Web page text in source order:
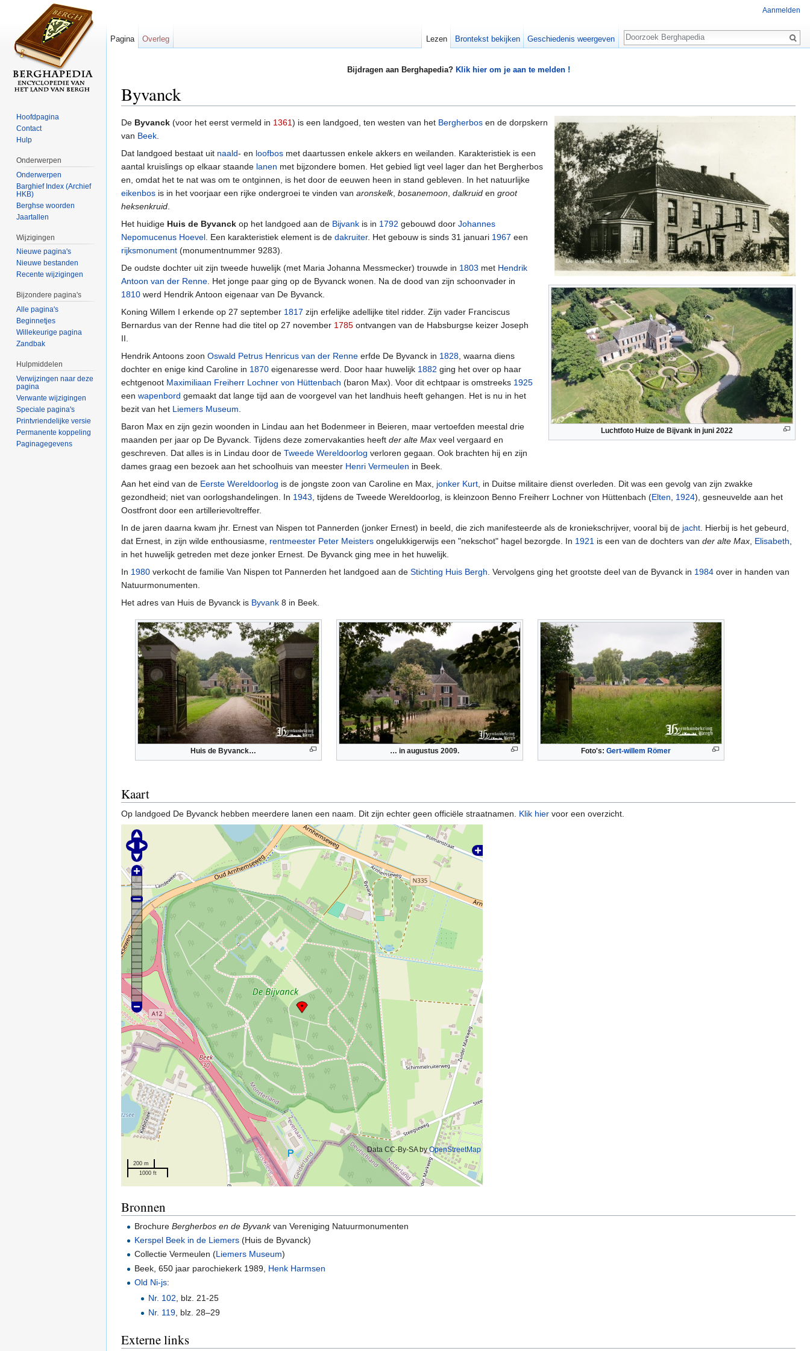
Bijdragen aan Berghapedia? Klik hier om je aan te melden !
Byvanck
Luchtfoto Huize de Bijvank in juni 2022
De Byvanck (voor het eerst vermeld in 1361) is een landgoed, ten westen van het Bergherbos en de dorpskern
van Beek.
Dat landgoed bestaat uit naald- en loofbos met daartussen enkele akkers en weilanden. Karakteristiek is een
aantal kruislings op elkaar staande lanen met bijzondere bomen. Het gebied ligt veel lager dan het Bergherbos
en, omdat het te nat was om te ontginnen, is het door de eeuwen heen in stand gebleven. In het natuurlijke
eikenbos is in het voorjaar een rijke ondergroei te vinden van aronskelk, bosanemoon, dalkruid en groot
heksenkruid.
Het huidige Huis de Byvanck op het landgoed aan de Bijvank is in 1792 gebouwd door Johannes
Nepomucenus Hoevel. Een karakteristiek element is de dakruiter. Het gebouw is sinds 31 januari 1967 een
rijksmonument (monumentnummer 9283).
De oudste dochter uit zijn tweede huwelijk (met Maria Johanna Messmecker) trouwde in 1803 met Hendrik
Antoon van der Renne. Het jonge paar ging op de Byvanck wonen. Na de dood van zijn schoonvader in
1810 werd Hendrik Antoon eigenaar van De Byvanck.
Koning Willem I erkende op 27 september 1817 zijn erfelijke adellijke titel ridder. Zijn vader Franciscus
Bernardus van der Renne had die titel op 27 november 1785 ontvangen van de Habsburgse keizer Joseph
II.
Hendrik Antoons zoon Oswald Petrus Henricus van der Renne erfde De Byvanck in 1828, waarna diens
dochter en enige kind Caroline in 1870 eigenaresse werd. Door haar huwelijk 1882 ging het over op haar
echtgenoot Maximiliaan Freiherr Lochner von Hüttenbach (baron Max). Voor dit echtpaar is omstreeks 1925
een wapenbord gemaakt dat lange tijd aan de voorgevel van het landhuis heeft gehangen. Het is nu in het
bezit van het Liemers Museum.
Baron Max en zijn gezin woonden in Lindau aan het Bodenmeer in Beieren, maar vertoefden meestal drie
maanden per jaar op De Byvanck. Tijdens deze zomervakanties heeft der alte Max veel vergaard en
geschreven. Dat alles is in Lindau door de Tweede Wereldoorlog verloren gegaan. Ook brachten hij en zijn
dames graag een bezoek aan het schoolhuis van meester Henri Vermeulen in Beek.
Aan het eind van de Eerste Wereldoorlog is de jongste zoon van Caroline en Max, jonker Kurt, in Duitse militaire dienst overleden. Dit was een gevolg van zijn zwakke
gezondheid; niet van oorlogshandelingen. In 1943, tijdens de Tweede Wereldoorlog, is kleinzoon Benno Freiherr Lochner von Hüttenbach (Elten, 1924), gesneuvelde aan het
Oostfront door een artillerievoltreffer.
In de jaren daarna kwam jhr. Ernest van Nispen tot Pannerden (jonker Ernest) in beeld, die zich manifesteerde als de kroniekschrijver, vooral bij de jacht. Hierbij is het gebeurd,
dat Ernest, in zijn wilde enthousiasme, rentmeester Peter Meisters ongelukkigerwijs een "nekschot" hagel bezorgde. In 1921 is een van de dochters van der alte Max, Elisabeth,
in het huwelijk getreden met deze jonker Ernest. De Byvanck ging mee in het huwelijk.
In 1980 verkocht de familie Van Nispen tot Pannerden het landgoed aan de Stichting Huis Bergh. Vervolgens ging het grootste deel van de Byvanck in 1984 over in handen van
Natuurmonumenten.
Het adres van Huis de Byvanck is Byvank 8 in Beek.
Huis de Byvanck… … in augustus 2009. Foto's: Gert-willem Römer
Kaart
Op landgoed De Byvanck hebben meerdere lanen een naam. Dit zijn echter geen officiële straatnamen. Klik hier voor een overzicht.
200 m
1000 ft
Data CC-By-SA byOpenStreetMap
Bronnen
BrochureBergherbos en de Byvankvan Vereniging Natuurmonumenten
Kerspel Beek in de Liemers (Huis de Byvanck)
Collectie Vermeulen (Liemers Museum)
Beek, 650 jaar parochiekerk 1989, Henk Harmsen
Old Ni-js:
Nr. 102, blz. 21-25
Nr. 119, blz. 28–29
Externe links
Aanmelden
Pagina Overleg Lezen Brontekst bekijken Geschiedenis weergeven
Zoeken
Hoofdpagina
Contact
Hulp
Onderwerpen
Onderwerpen
Barghief Index (Archief
HKB)
Berghse woorden
Jaartallen
Wijzigingen
Nieuwe pagina's
Nieuwe bestanden
Recente wijzigingen
Bijzondere pagina's
Alle pagina's
Beginnetjes
Willekeurige pagina
Zandbak
Hulpmiddelen
Verwijzingen naar deze
pagina
Verwante wijzigingen
Speciale pagina's
Printvriendelijke versie
Permanente koppeling
Paginagegevens